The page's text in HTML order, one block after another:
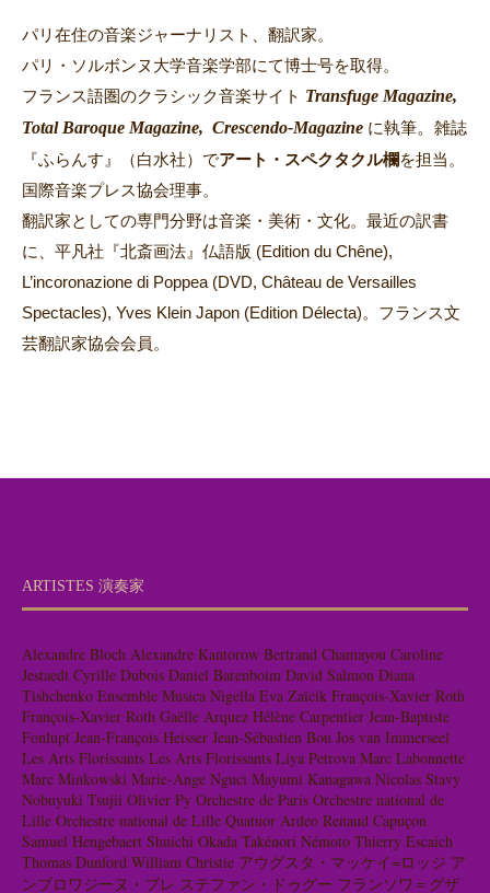
パリ在住の音楽ジャーナリスト、翻訳家。
パリ・ソルボンヌ大学音楽学部にて博士号を取得。
フランス語圏のクラシック音楽サイト Transfuge Magazine,
Total Baroque Magazine, Crescendo-Magazine に執筆。 雑誌
『ふらんす』（白水社）でアート・スペクタクル欄を担当。
国際音楽プレス協会理事。
翻訳家としての専門分野は音楽・美術・文化。最近の訳書
に、平凡社『北斎画法』仏語版 (Edition du Chêne),
L’incoronazione di Poppea (DVD, Château de Versailles
Spectacles), Yves Klein Japon (Edition Délecta)。フランス文
芸翻訳家協会会員。
ARTISTES 演奏家
Alexandre Bloch Alexandre Kantorow Bertrand Chamayou Caroline
Jestaedt Cyrille Dubois Daniel Barenboim David Salmon Diana
Tishchenko Ensemble Musica Nigella Eva Zaïcik François-Xavier Roth
François-Xavier Roth Gaëlle Arquez Hélène Carpentier Jean-Baptiste
Fonlupt Jean-François Heisser Jean-Sébastien Bou Jos van Immerseel
Les Arts Florissants Les Arts Florissants Liya Petrova Marc Labonnette
Marc Minkowski Marie-Ange Nguci Mayumi Kanagawa Nicolas Stavy
Nobuyuki Tsujii Olivier Py Orchestre de Paris Orchestre national de
Lille Orchestre national de Lille Quatuor Ardeo Renaud Capuçon
Samuel Hengebaert Shuichi Okada Takénori Némoto Thierry Escaich
Thomas Dunford William Christie アウグスタ・マッケイ=ロッジ ア
ンブロワジーヌ・ブレ ステファン・ドゥグー フランソワ＝グザ